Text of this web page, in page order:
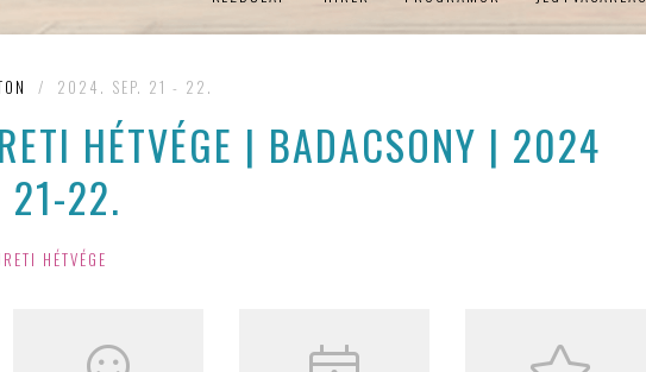
/ 2024. SEP. 21 - 22.
HÉTVÉGE | BADACSONY | 2024
21-22.
HÉTVÉGE